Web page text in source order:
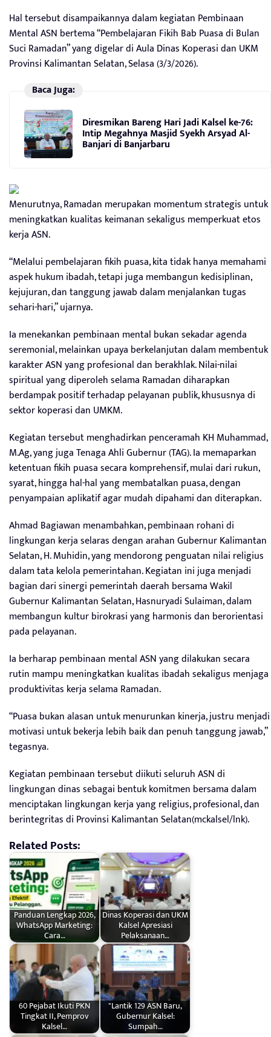
Hal tersebut disampaikannya dalam kegiatan Pembinaan
Mental ASN bertema “Pembelajaran Fikih Bab Puasa di Bulan
Suci Ramadan” yang digelar di Aula Dinas Koperasi dan UKM
Provinsi Kalimantan Selatan, Selasa (3/3/2026).
Baca Juga:
Diresmikan Bareng Hari Jadi Kalsel ke-76:
Intip Megahnya Masjid Syekh Arsyad Al-
Banjari di Banjarbaru
Menurutnya, Ramadan merupakan momentum strategis untuk
meningkatkan kualitas keimanan sekaligus memperkuat etos
kerja ASN.
“Melalui pembelajaran fikih puasa, kita tidak hanya memahami
aspek hukum ibadah, tetapi juga membangun kedisiplinan,
kejujuran, dan tanggung jawab dalam menjalankan tugas
sehari-hari,” ujarnya.
Ia menekankan pembinaan mental bukan sekadar agenda
seremonial, melainkan upaya berkelanjutan dalam membentuk
karakter ASN yang profesional dan berakhlak. Nilai-nilai
spiritual yang diperoleh selama Ramadan diharapkan
berdampak positif terhadap pelayanan publik, khususnya di
sektor koperasi dan UMKM.
Kegiatan tersebut menghadirkan penceramah KH Muhammad,
M.Ag, yang juga Tenaga Ahli Gubernur (TAG). Ia memaparkan
ketentuan fikih puasa secara komprehensif, mulai dari rukun,
syarat, hingga hal-hal yang membatalkan puasa, dengan
penyampaian aplikatif agar mudah dipahami dan diterapkan.
Ahmad Bagiawan menambahkan, pembinaan rohani di
lingkungan kerja selaras dengan arahan Gubernur Kalimantan
Selatan, H. Muhidin, yang mendorong penguatan nilai religius
dalam tata kelola pemerintahan. Kegiatan ini juga menjadi
bagian dari sinergi pemerintah daerah bersama Wakil
Gubernur Kalimantan Selatan, Hasnuryadi Sulaiman, dalam
membangun kultur birokrasi yang harmonis dan berorientasi
pada pelayanan.
Ia berharap pembinaan mental ASN yang dilakukan secara
rutin mampu meningkatkan kualitas ibadah sekaligus menjaga
produktivitas kerja selama Ramadan.
“Puasa bukan alasan untuk menurunkan kinerja, justru menjadi
motivasi untuk bekerja lebih baik dan penuh tanggung jawab,”
tegasnya.
Kegiatan pembinaan tersebut diikuti seluruh ASN di
lingkungan dinas sebagai bentuk komitmen bersama dalam
menciptakan lingkungan kerja yang religius, profesional, dan
berintegritas di Provinsi Kalimantan Selatan(mckalsel/lnk).
Related Posts:
Panduan Lengkap 2026,
WhatsApp Marketing:
Cara…
Dinas Koperasi dan UKM
Kalsel Apresiasi
Pelaksanaan…
60 Pejabat Ikuti PKN
Tingkat II, Pemprov
Kalsel…
"Lantik 129 ASN Baru,
Gubernur Kalsel:
Sumpah…